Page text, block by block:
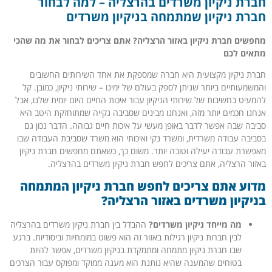
חברת ניקיון שמתמחה בניקיון משרדים
מחפשים חברת ניקיון באזור הרצליה? אתם צריכים לבחור את מה שהכי
מתאים לכם
חברת ניקיון מקצועית היא חברה שמספקת את אחד השירותים החשובים
והמשמעותיים ביותר שניתן לספק בעולם של ימינו – שירותי ניקיון, כמובן. קל
להמעיט בחשיבות של שירותי הניקיון עבור איכות החיים היום יומית שלנו, אבל
אנחנו חכמים יותר מזה, ואנחנו מבינים שסביבה נקייה שמתוחזקת היטב היא
סביבה שבה אפשר לדבר באופן מעשי על איכות חיים גבוהה. הדבר נכון גם
בסביבה עבודה משרדית, ומשרד נקי ואיכותי הוא משרד שסביבת העבודה שבו
מאפשרת עבודה יעילה וטובה יותר. משום כך, כשאתם מחפשים חברת ניקיון
באזור הרצליה, אתם צריכים לחפש חברת ניקיון משרדים בהרצליה.
מדוע אתם צריכים לחפש חברת ניקיון המתמחה
בניקיון משרדים באזור הרצליה?
מה מייחד ניקיון משרדים? ההבדל בין חברת ניקיון משרדים בהרצליה
לבין חברות ניקיון רגילות באזור זה הוא פשוט במומחיות וביסודיות. ברגע
שבו חברת ניקיון מתמחה ומתמקדת בניקיון משרדים, אפשר להיות
בטוחים שהמענה שהיא נותנת הוא מענה ממוקד ומפוקס עבור הצרכים